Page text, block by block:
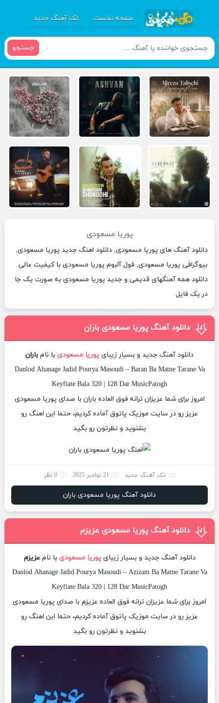
صفحه نخست تک آهنگ جدید
جستجو
پوریا مسعودی
دانلود آهنگ های پوریا مسعودی, دانلود اهنگ جدید پوریا مسعودی,
بیوگرافی پوریا مسعودی, فول آلبوم پوریا مسعودی با کیفیت عالی
دانلود همه آهنگهای قدیمی و جدید پوریا مسعودی به صورت یک جا
در یک فایل
دانلود آهنگ پوریا مسعودی باران
دانلود آهنگ جدید و بسیار زیبای پوریا مسعودی با نام باران
Danlod Ahanage Jadid Pourya Masoudi – Baran Ba Matne Tarane Va
Keyfiate Bala 320 | 128 Dar MusicPatogh
امروز برای شما عزیزان ترانه فوق العاده باران با صدای پوریا مسعودی
عزیز رو در سایت موزیک پاتوق آماده کردیم، حتما این اهنگ رو
بشنوید و نظرتون رو بگید
تک آهنگ جدید 21 نوامبر 2025 0 نظر
دانلود آهنگ پوریا مسعودی باران
دانلود آهنگ پوریا مسعودی عزیزم
دانلود آهنگ جدید و بسیار زیبایپوریا مسعودی با نامعزیزم
Danlod Ahanage Jadid Pourya Masoudi – Azizam Ba Matne Tarane Va
Keyfiate Bala 320 | 128 Dar MusicPatogh
امروز برای شما عزیزان ترانه فوق العاده عزیزم با صدای پوریا مسعودی
عزیز رو در سایت موزیک پاتوق آماده کردیم، حتما این اهنگ رو
بشنوید و نظرتون رو بگید